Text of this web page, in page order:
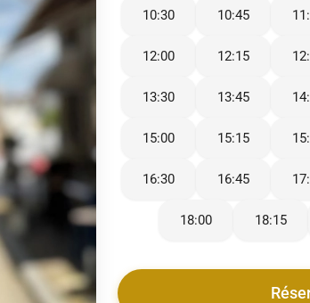
10:30 10:45
12:00 12:15
13:30 13:45
15:00 15:15
16:30 16:45
18:00 18:15